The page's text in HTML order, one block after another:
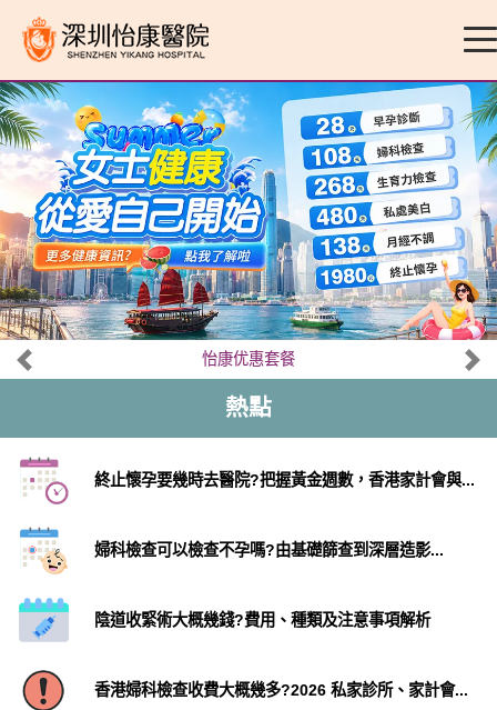
怡康优惠套餐
熱點
終止懷孕要幾時去醫院?把握黃金週數，香港家計會與...
婦科檢查可以檢查不孕嗎?由基礎篩查到深層造影...
陰道收緊術大概幾錢?費用、種類及注意事項解析
香港婦科檢查收費大概幾多?2026 私家診所、家計會...